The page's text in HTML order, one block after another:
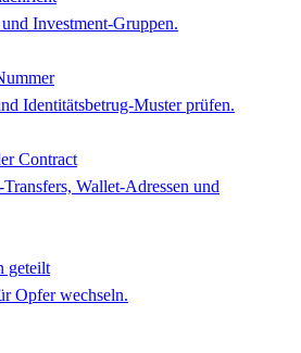
Investment-Gruppen.
Identitätsbetrug-Muster prüfen.
Contract
Wallet-Adressen und
geteilt
Opfer wechseln.